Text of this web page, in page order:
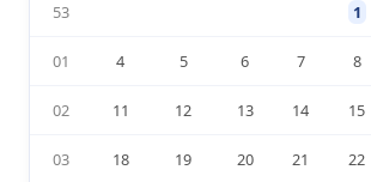
53 1
01 4 5 6 7 8
02 11 12 13 14 15
03 18 19 20 21 22